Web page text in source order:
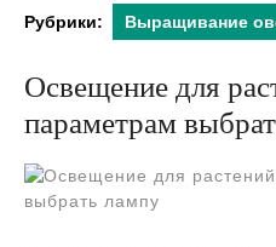
Рубрики: Выращивание
Освещение для
параметрам